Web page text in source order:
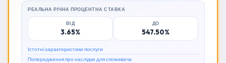
РЕАЛЬНА РІЧНА ПРОЦЕНТНА СТАВКА
ВІД
3.65%
ДО
547.50%
Істотні характеристики послуги
Попередження про наслідки для споживача